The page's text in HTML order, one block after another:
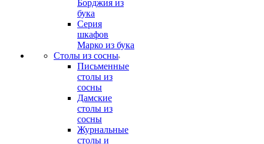
Борджия из
бука
Серия
шкафов
Марко из бука
Столы из сосны
Письменные
столы из
сосны
Дамские
столы из
сосны
Журнальные
столы и